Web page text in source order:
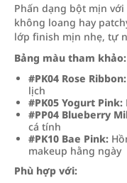
Phấn dạng bột mịn
không loang hay
lớp finish mịn nhẹ, tự
Bảng màu tham khảo:
#PK04 Rose Ribbon:
lịch
#PK05 Yogurt Pink:
#PP04 Blueberry
cá tính
#PK10 Bae Pink:
makeup hằng ngày
Phù hợp với: